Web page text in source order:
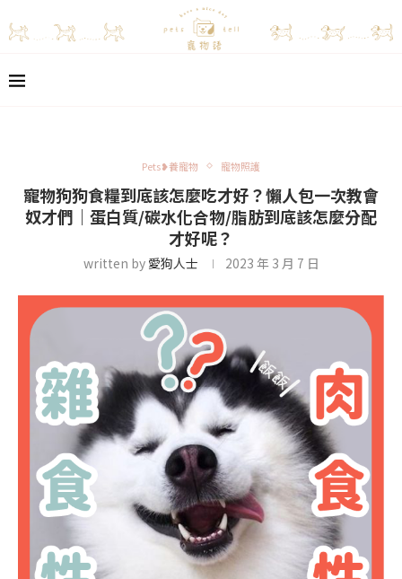
Pets❥養寵物 寵物照護
寵物狗狗食糧到底該怎麼吃才好？懶人包一次教會
奴才們｜蛋白質/碳水化合物/脂肪到底該怎麼分配
才好呢？
written by 愛狗人士 2023 年 3 月 7 日